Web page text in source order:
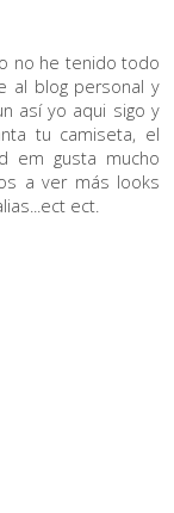
no he tenido todo
al blog personal y
así yo aqui sigo y
tu camiseta, el
em gusta mucho
a ver más looks
ect.